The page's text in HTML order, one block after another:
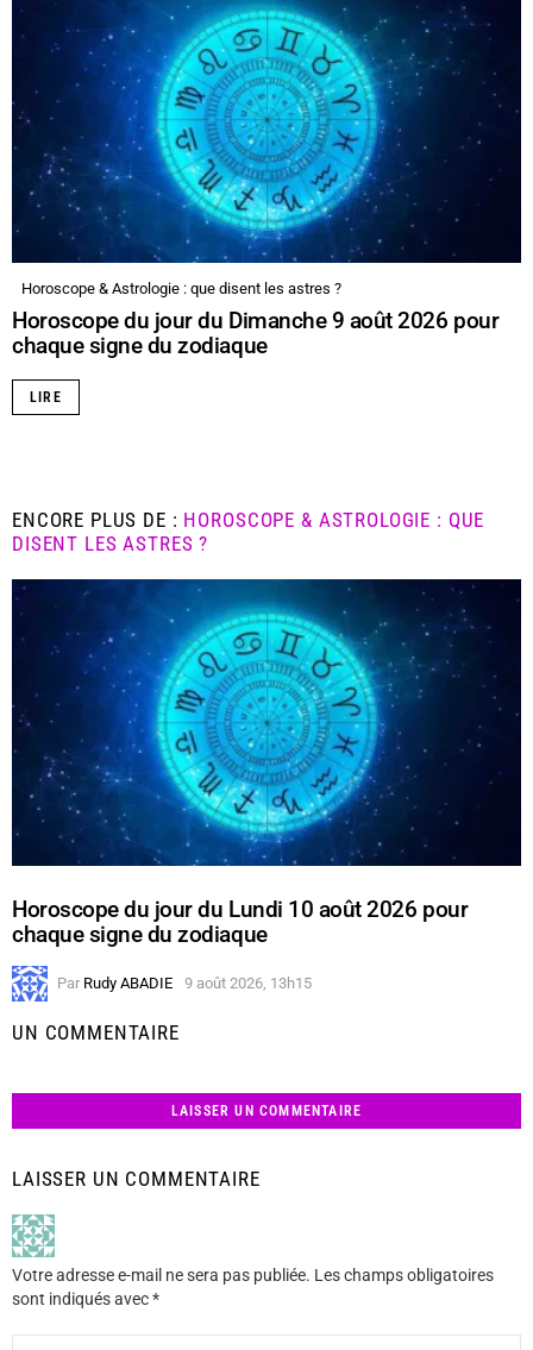
Horoscope & Astrologie : que disent les astres ?
Horoscope du jour du Dimanche 9 août 2026 pour
chaque signe du zodiaque
LIRE
ENCORE PLUS DE : HOROSCOPE & ASTROLOGIE : QUE
DISENT LES ASTRES ?
Horoscope du jour du Lundi 10 août 2026 pour
chaque signe du zodiaque
Par Rudy ABADIE 9 août 2026, 13h15
UN COMMENTAIRE
LAISSER UN COMMENTAIRE
LAISSER UN COMMENTAIRE
Votre adresse e-mail ne sera pas publiée. Les champs obligatoires
sont indiqués avec*